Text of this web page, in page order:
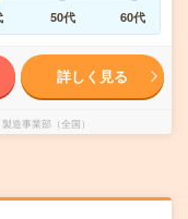
50代 60代
詳しく見る
造事業部（全国）